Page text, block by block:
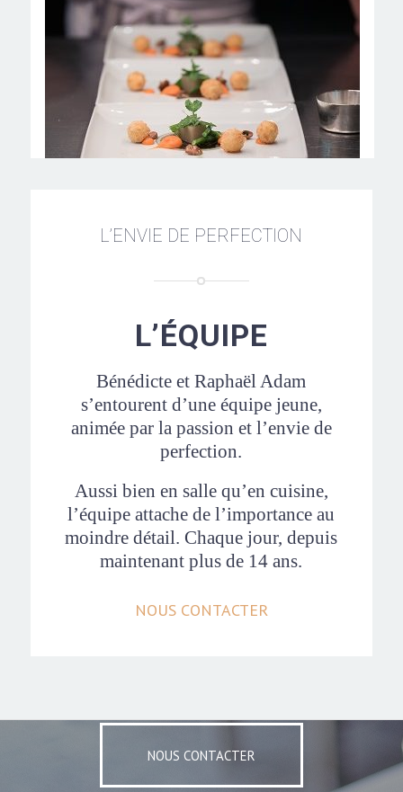
L’ENVIE DE PERFECTION
L’ÉQUIPE
Bénédicte et Raphaël Adam
s’entourent d’une équipe jeune,
animée par la passion et l’envie de
perfection.
Aussi bien en salle qu’en cuisine,
l’équipe attache de l’importance au
moindre détail. Chaque jour, depuis
maintenant plus de 14 ans.
NOUS CONTACTER
NOUS CONTACTER